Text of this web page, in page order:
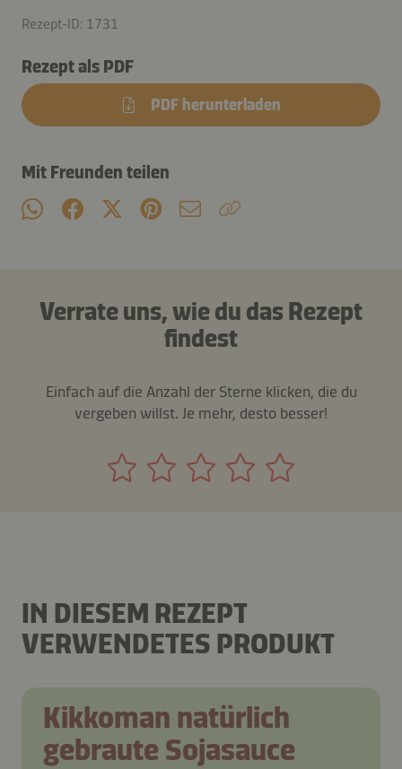
Rezept-ID: 1731
Rezept als PDF
PDF herunterladen
Mit Freunden teilen
Verrate uns, wie du das Rezept
findest
Einfach auf die Anzahl der Sterne klicken, die du
vergeben willst. Je mehr, desto besser!
IN DIESEM REZEPT
VERWENDETES PRODUKT
Kikkoman natürlich
gebraute Sojasauce